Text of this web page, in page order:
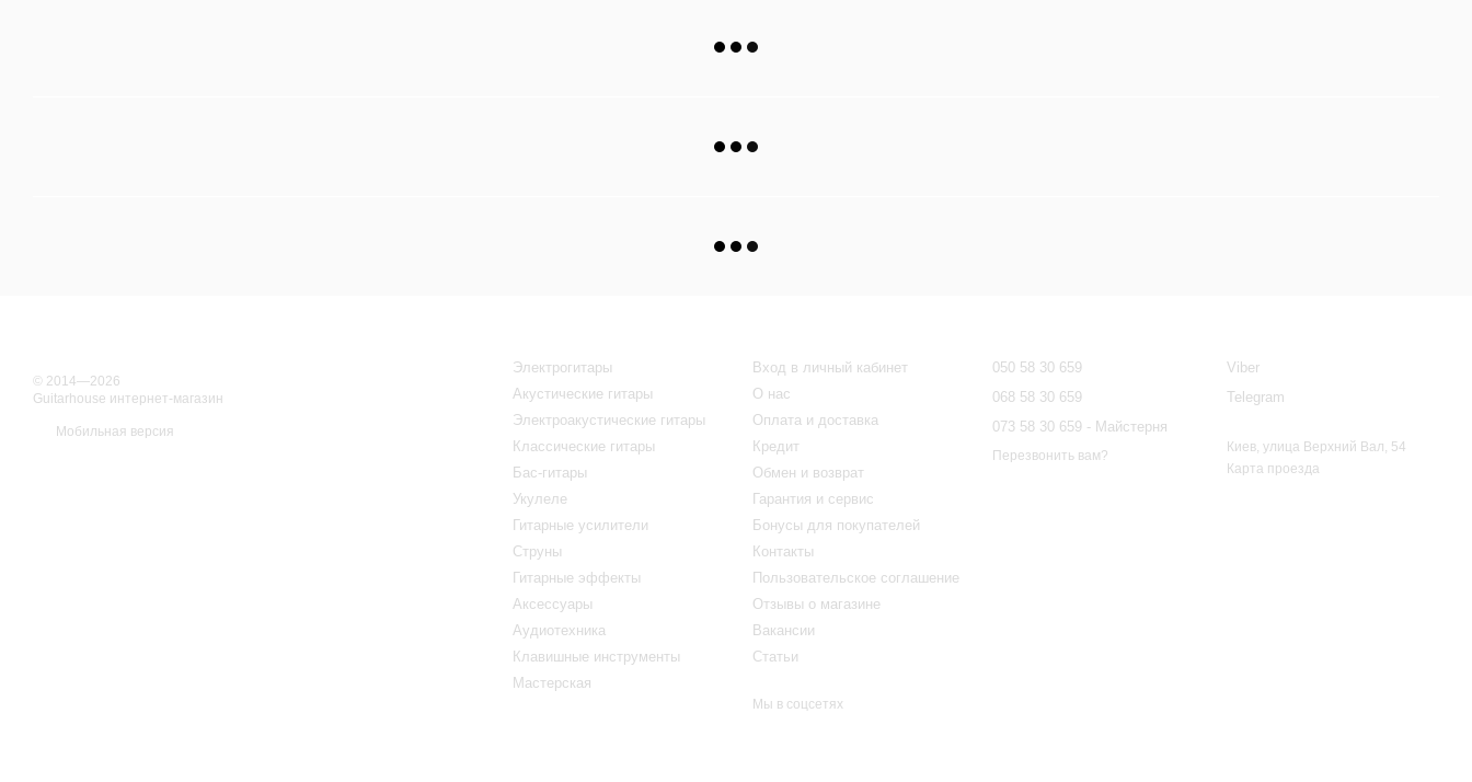
© 2014—2026
Guitarhouse интернет-магазин
Мобильная версия
Электрогитары
Акустические гитары
Электроакустические гитары
Классические гитары
Бас-гитары
Укулеле
Гитарные усилители
Струны
Гитарные эффекты
Аксессуары
Аудиотехника
Клавишные инструменты
Мастерская
Вход в личный кабинет
О нас
Оплата и доставка
Кредит
Обмен и возврат
Гарантия и сервис
Бонусы для покупателей
Контакты
Пользовательское соглашение
Отзывы о магазине
Вакансии
Статьи
Мы в соцсетях
050 58 30 659
068 58 30 659
073 58 30 659 - Майстерня
Перезвонить вам?
Viber
Telegram
Киев, улица Верхний Вал, 54
Карта проезда